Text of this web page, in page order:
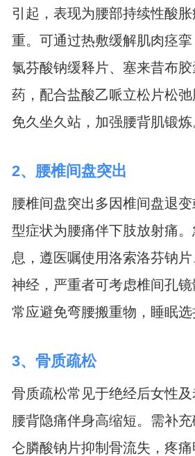
引起，表现为腰部持续性酸
重。可通过热敷缓解肌肉痉
氯芬酸钠缓释片、塞来昔布
药，配合盐酸乙哌立松片松
免久坐久站，加强腰背肌锻炼
2、腰椎间盘突出
腰椎间盘突出多因椎间盘退
型症状为腰痛伴下肢放射痛
息，遵医嘱使用洛索洛芬钠
神经，严重者可考虑椎间孔镜
常应避免弯腰搬重物，睡眠选
3、骨质疏松
骨质疏松常见于绝经后女性
腰背隐痛伴身高缩短。需补
仑膦酸钠片抑制骨流失，疼